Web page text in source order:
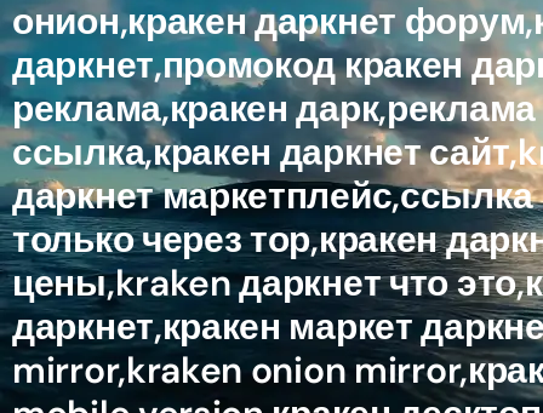
онион,кракен даркнет
даркнет,промокод кракен
реклама,кракен
ссылка,кракен даркнет
даркнет маркетплейс,ссылка
только через тор,кракен
цены,kraken даркнет что
даркнет,кракен маркет
mirror,kraken onion